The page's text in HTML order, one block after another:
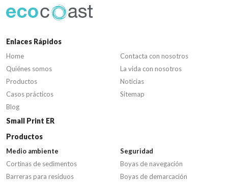
Enlaces Rápidos
Home
Quiénes somos
Productos
Casos prácticos
Blog
Contacta con nosotros
La vida con nosotros
Noticias
Sitemap
Small Print ER
Productos
Medio ambiente
Cortinas de sedimentos
Barreras para residuos
Seguridad
Boyas de navegación
Boyas de demarcación